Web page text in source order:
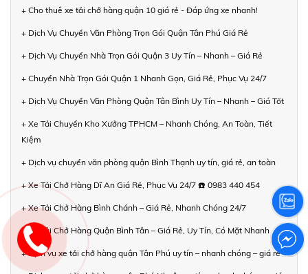
+ Cho thuê xe tải chở hàng quận 10 giá rẻ - Đáp ứng xe nhanh!
+ Dịch Vụ Chuyển Văn Phòng Trọn Gói Quận Tân Phú Giá Rẻ
+ Dịch Vụ Chuyển Nhà Trọn Gói Quận 3 Uy Tín – Nhanh – Giá Rẻ
+ Chuyển Nhà Trọn Gói Quận 1 Nhanh Gọn, Giá Rẻ, Phục Vụ 24/7
+ Dịch Vụ Chuyển Văn Phòng Quận Tân Bình Uy Tín – Nhanh – Giá Tốt
+ Xe Tải Chuyển Kho Xưởng TPHCM – Nhanh Chóng, An Toàn, Tiết
Kiệm
+ Dịch vụ chuyển văn phòng quận Bình Thạnh uy tín, giá rẻ, an toàn
+ Xe Tải Chở Hàng Dĩ An Giá Rẻ, Phục Vụ 24/7 ☎️ 0983 440 454
+ Xe Tải Chở Hàng Bình Chánh – Giá Rẻ, Nhanh Chóng 24/7
+ Xe Tải Chở Hàng Quận Bình Tân – Giá Rẻ, Uy Tín, Có Mặt Nhanh
+ Dịch vụ xe tải chở hàng quận Tân Phú uy tín – nhanh chóng – giá rẻ